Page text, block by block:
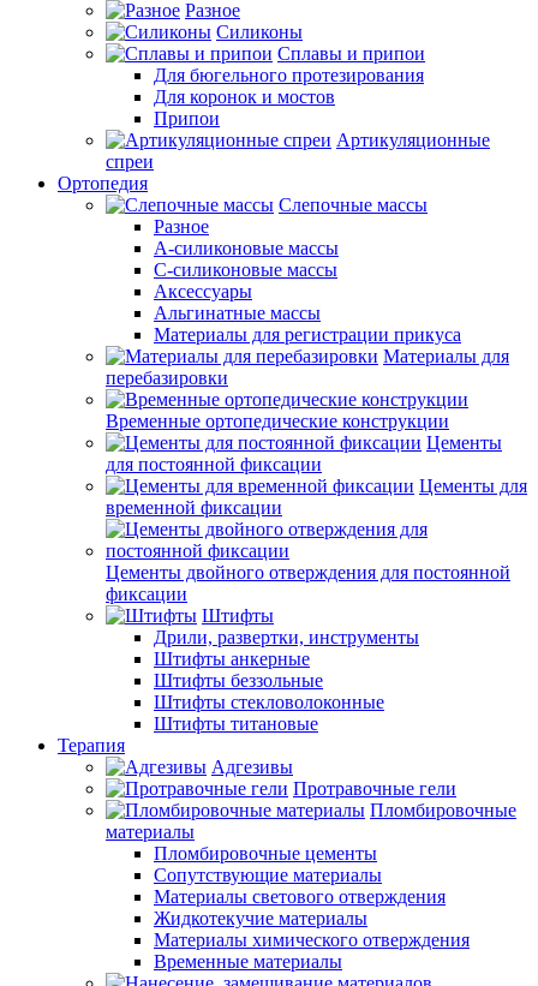
Разное
Силиконы
Сплавы и припои
Для бюгельного протезирования
Для коронок и мостов
Припои
Артикуляционные
спреи
Ортопедия
Слепочные массы
Разное
А-силиконовые массы
С-силиконовые массы
Аксессуары
Альгинатные массы
Материалы для регистрации прикуса
Материалы для
перебазировки
Временные ортопедические конструкции
Цементы
для постоянной фиксации
Цементы для
временной фиксации
Цементы двойного отверждения для постоянной
фиксации
Штифты
Дрили, развертки, инструменты
Штифты анкерные
Штифты беззольные
Штифты стекловолоконные
Штифты титановые
Терапия
Адгезивы
Протравочные гели
Пломбировочные
материалы
Пломбировочные цементы
Сопутствующие материалы
Материалы светового отверждения
Жидкотекучие материалы
Материалы химического отверждения
Временные материалы